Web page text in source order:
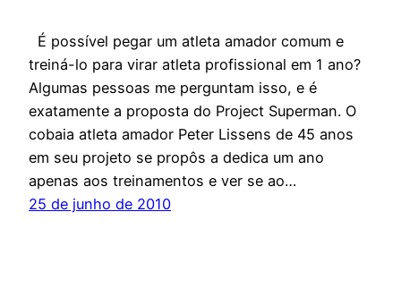
É possível pegar um atleta amador comum e
treiná-lo para virar atleta profissional em 1 ano?
Algumas pessoas me perguntam isso, e é
exatamente a proposta do Project Superman. O
cobaia atleta amador Peter Lissens de 45 anos
em seu projeto se propôs a dedica um ano
apenas aos treinamentos e ver se ao…
25 de junho de 2010